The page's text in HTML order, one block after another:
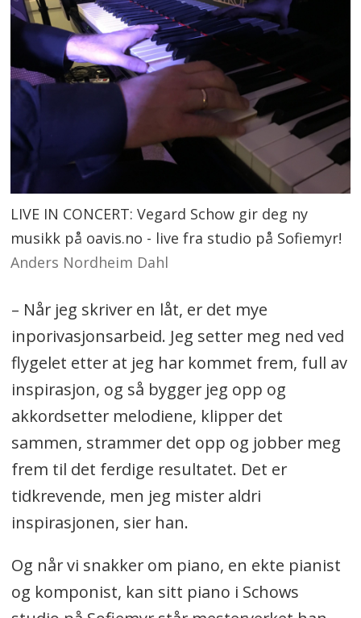
LIVE IN CONCERT: Vegard Schow gir deg ny
musikk på oavis.no - live fra studio på Sofiemyr!
Anders Nordheim Dahl
– Når jeg skriver en låt, er det mye
inporivasjonsarbeid. Jeg setter meg ned ved
flygelet etter at jeg har kommet frem, full av
inspirasjon, og så bygger jeg opp og
akkordsetter melodiene, klipper det
sammen, strammer det opp og jobber meg
frem til det ferdige resultatet. Det er
tidkrevende, men jeg mister aldri
inspirasjonen, sier han.
Og når vi snakker om piano, en ekte pianist
og komponist, kan sitt piano i Schows